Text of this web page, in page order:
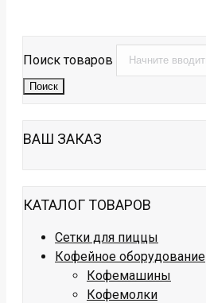
Поиск товаров
Поиск
ВАШ ЗАКАЗ
КАТАЛОГ ТОВАРОВ
Сетки для пиццы
Кофейное оборудование
Кофемашины
Кофемолки